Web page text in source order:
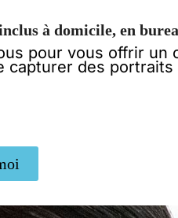
à domicile, en
pour vous offrir un
capturer des